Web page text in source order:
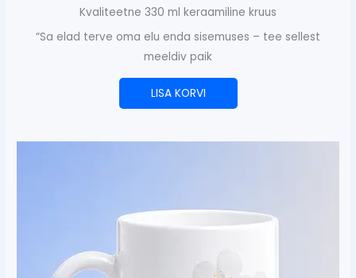
Kvaliteetne 330 ml keraamiline kruus
“Sa elad terve oma elu enda sisemuses – tee sellest
meeldiv paik
LISA KORVI